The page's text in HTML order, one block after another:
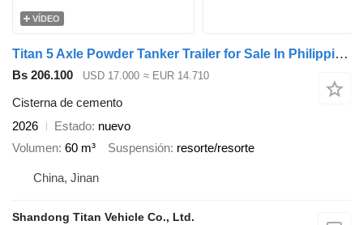
VÍDEO
Titan 5 Axle Powder Tanker Trailer for Sale In Philippines
Bs 206.100 USD 17.000 ≈ EUR 14.710
Cisterna de cemento
2026
Estado nuevo
Volumen 60 m³ Suspensión resorte/resorte
China, Jinan
Shandong Titan Vehicle Co., Ltd.